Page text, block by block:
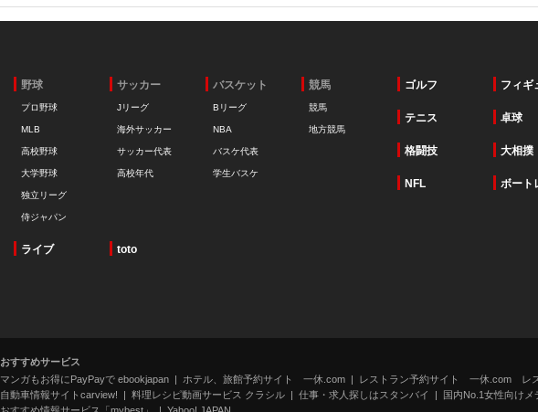
野球
プロ野球
MLB
高校野球
大学野球
独立リーグ
侍ジャパン
サッカー
Jリーグ
海外サッカー
サッカー代表
高校年代
バスケット
Bリーグ
NBA
バスケ代表
学生バスケ
競馬
競馬
地方競馬
ゴルフ フィギ
テニス 卓球
格闘技 大相撲
NFL ボート
ライブ toto
おすすめサービス
マンガもお得にPayPayで ebookjapan
ホテル、旅館予約サイト 一休.com
レストラン予約サイト 一休.com レ
自動車情報サイトcarview!
料理レシピ動画サービス クラシル 仕事・求人探しはスタンバイ
国内No.1女性向けメ